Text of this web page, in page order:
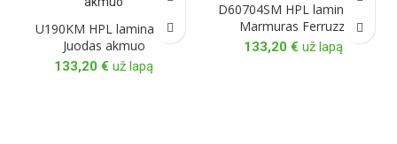
U190KM HPL laminatas
Juodas akmuo
133,20 € už lapą
D60704SM HPL laminatas
Marmuras Ferruzzi
133,20 € už lapą